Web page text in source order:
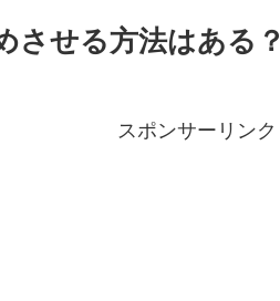
させる方法はある？
スポンサーリンク